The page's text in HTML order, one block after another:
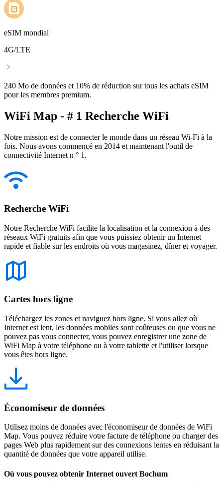
eSIM mondial
4G/LTE
240 Mo de données et 10% de réduction sur tous les achats eSIM
pour les membres premium.
WiFi Map - # 1 Recherche WiFi
Notre mission est de connecter le monde dans un réseau Wi-Fi à la
fois. Nous avons commencé en 2014 et maintenant l'outil de
connectivité Internet n ° 1.
Recherche WiFi
Notre Recherche WiFi facilite la localisation et la connexion à des
réseaux WiFi gratuits afin que vous puissiez obtenir un Internet
rapide et fiable sur les endroits où vous magasinez, dîner et voyager.
Cartes hors ligne
Téléchargez les zones et naviguez hors ligne. Si vous allez où
Internet est lent, les données mobiles sont coûteuses ou que vous ne
pouvez pas vous connecter, vous pouvez enregistrer une zone de
WiFi Map à votre téléphone ou à votre tablette et l'utiliser lorsque
vous êtes hors ligne.
Économiseur de données
Utilisez moins de données avec l'économiseur de données de WiFi
Map. Vous pouvez réduire votre facture de téléphone ou charger des
pages Web plus rapidement sur des connexions lentes en réduisant la
quantité de données que votre appareil utilise.
Où vous pouvez obtenir Internet ouvert Bochum